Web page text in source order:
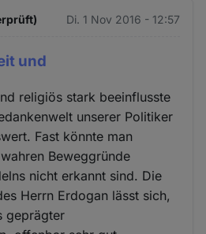
Di. 1 Nov 2016 - 12:57
und
religiös stark beeinflusste
unserer Politiker
Fast könnte man
Beweggründe
nicht erkannt sind. Die
Herrn Erdogan lässt sich,
geprägter